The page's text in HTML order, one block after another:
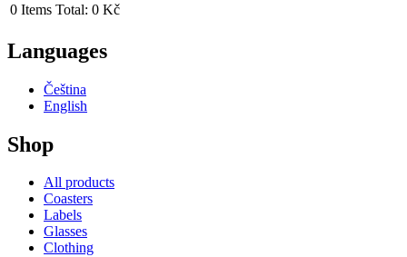
0 Items Total: 0 Kč
Languages
Čeština
English
Shop
All products
Coasters
Labels
Glasses
Clothing